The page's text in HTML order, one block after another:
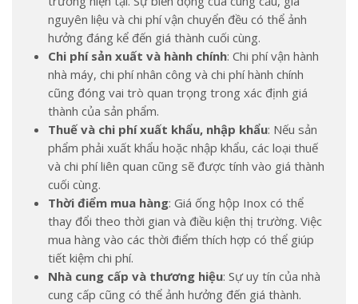
nguyên liệu và chi phí vận chuyển đều có thể ảnh
hưởng đáng kể đến giá thành cuối cùng.
Chi phí sản xuất và hành chính: Chi phí vận hành
nhà máy, chi phí nhân công và chi phí hành chính
cũng đóng vai trò quan trọng trong xác định giá
thành của sản phẩm.
Thuế và chi phí xuất khẩu, nhập khẩu: Nếu sản
phẩm phải xuất khẩu hoặc nhập khẩu, các loại thuế
và chi phí liên quan cũng sẽ được tính vào giá thành
cuối cùng.
Thời điểm mua hàng: Giá ống hộp Inox có thể
thay đổi theo thời gian và điều kiện thị trường. Việc
mua hàng vào các thời điểm thích hợp có thể giúp
tiết kiệm chi phí.
Nhà cung cấp và thương hiệu: Sự uy tín của nhà
cung cấp cũng có thể ảnh hưởng đến giá thành.